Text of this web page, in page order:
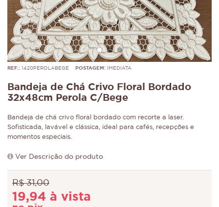
REF.: 1420PEROLABEGE POSTAGEM: IMEDIATA
Bandeja de Chá Crivo Floral Bordado
32x48cm Perola C/Bege
Bandeja de chá crivo floral bordado com recorte a laser.
Sofisticada, lavável e clássica, ideal para cafés, recepções e
momentos especiais.
Ver Descrição do produto
R$ 31,00
19,94 à vista